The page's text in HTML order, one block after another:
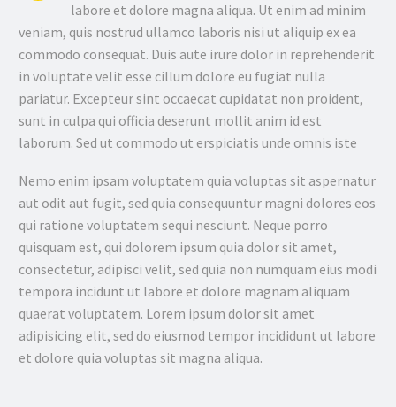
labore et dolore magna aliqua. Ut enim ad minim
veniam, quis nostrud ullamco laboris nisi ut aliquip ex ea
commodo consequat. Duis aute irure dolor in reprehenderit
in voluptate velit esse cillum dolore eu fugiat nulla
pariatur. Excepteur sint occaecat cupidatat non proident,
sunt in culpa qui officia deserunt mollit anim id est
laborum. Sed ut commodo ut erspiciatis unde omnis iste
Nemo enim ipsam voluptatem quia voluptas sit aspernatur
aut odit aut fugit, sed quia consequuntur magni dolores eos
qui ratione voluptatem sequi nesciunt. Neque porro
quisquam est, qui dolorem ipsum quia dolor sit amet,
consectetur, adipisci velit, sed quia non numquam eius modi
tempora incidunt ut labore et dolore magnam aliquam
quaerat voluptatem. Lorem ipsum dolor sit amet
adipisicing elit, sed do eiusmod tempor incididunt ut labore
et dolore quia voluptas sit magna aliqua.